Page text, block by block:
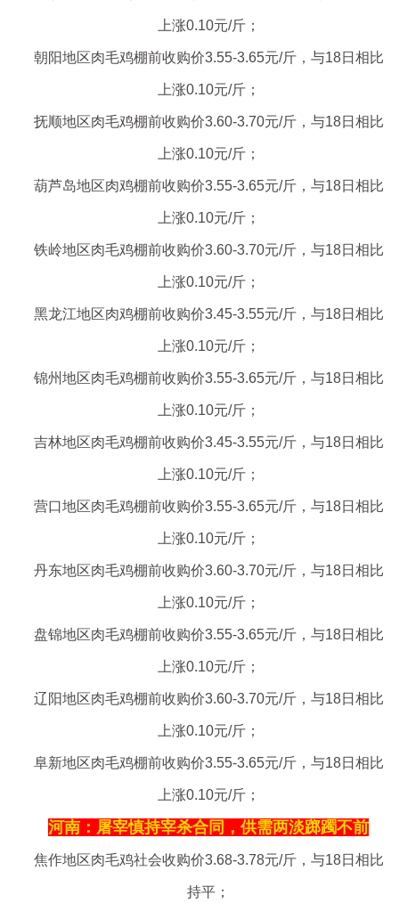
上涨0.10元/斤；
朝阳地区肉毛鸡棚前收购价3.55-3.65元/斤，与18日相比
上涨0.10元/斤；
抚顺地区肉毛鸡棚前收购价3.60-3.70元/斤，与18日相比
上涨0.10元/斤；
葫芦岛地区肉鸡棚前收购价3.55-3.65元/斤，与18日相比
上涨0.10元/斤；
铁岭地区肉毛鸡棚前收购价3.60-3.70元/斤，与18日相比
上涨0.10元/斤；
黑龙江地区肉鸡棚前收购价3.45-3.55元/斤，与18日相比
上涨0.10元/斤；
锦州地区肉毛鸡棚前收购价3.55-3.65元/斤，与18日相比
上涨0.10元/斤；
吉林地区肉毛鸡棚前收购价3.45-3.55元/斤，与18日相比
上涨0.10元/斤；
营口地区肉毛鸡棚前收购价3.55-3.65元/斤，与18日相比
上涨0.10元/斤；
丹东地区肉毛鸡棚前收购价3.60-3.70元/斤，与18日相比
上涨0.10元/斤；
盘锦地区肉毛鸡棚前收购价3.55-3.65元/斤，与18日相比
上涨0.10元/斤；
辽阳地区肉毛鸡棚前收购价3.60-3.70元/斤，与18日相比
上涨0.10元/斤；
阜新地区肉毛鸡棚前收购价3.55-3.65元/斤，与18日相比
上涨0.10元/斤；
河南：屠宰慎持宰杀合同，供需两淡踯躅不前
焦作地区肉毛鸡社会收购价3.68-3.78元/斤，与18日相比
持平；